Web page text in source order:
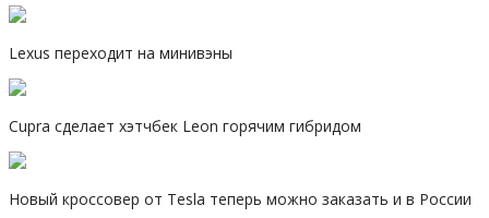
Lexus переходит на минивэны
Cupra сделает хэтчбек Leon горячим гибридом
Новый кроссовер от Tesla теперь можно заказать и в России